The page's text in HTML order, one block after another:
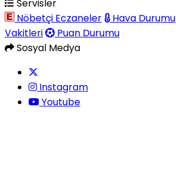
Servisler
Nöbetçi Eczaneler
Hava Durumu
Vakitleri
Puan Durumu
Sosyal Medya
Instagram
Youtube